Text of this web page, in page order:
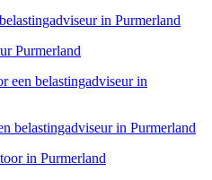
in Purmerland
Purmerland
een belastingadviseur in
belastingadviseur in Purmerland
in Purmerland